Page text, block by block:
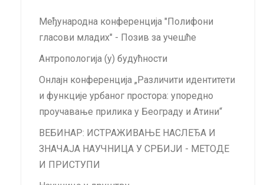
Међународна конференција "Полифони
гласови младих" - Позив за учешће
Антропологија (у) будућности
Онлајн конференција „Различити идентитети
и функције урбаног простора: упоредно
проучавање прилика у Београду и Атини“
ВЕБИНАР: ИСТРАЖИВАЊЕ НАСЛЕЂА И
ЗНАЧАЈА НАУЧНИЦА У СРБИЈИ - МЕТOДЕ
И ПРИСТУПИ